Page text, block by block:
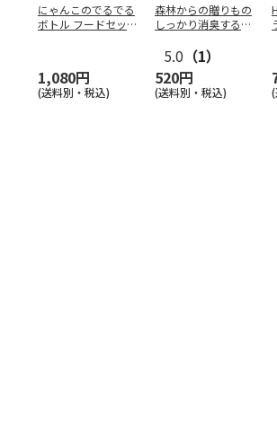
にゃんこのでるでる
ボトル フードセッ
1,080円
(送料別・税込)
森林からの贈りもの
しっかり消臭するひ
5.0 （1）
520円
(送料別・税込)